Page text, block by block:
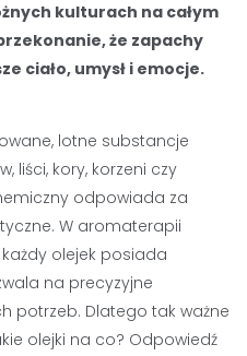
kulturach na całym
że zapachy
ciało, umysł i emocje.
lotne substancje
liści, kory, korzeni czy
odpowiada za
W aromaterapii
olejek posiada
na precyzyjne
potrzeb. Dlatego tak ważne
olejki na co? Odpowiedź